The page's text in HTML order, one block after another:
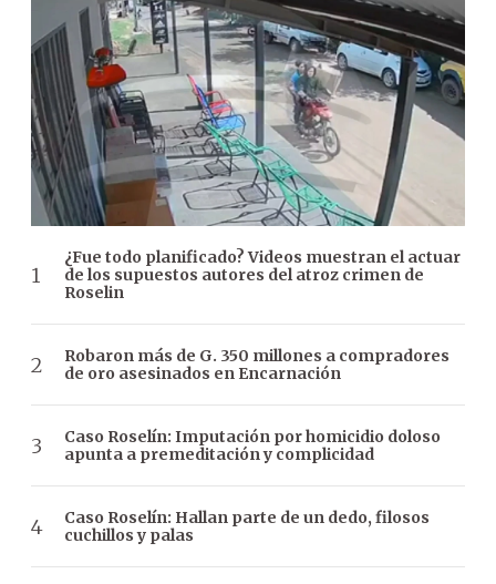
¿Fue todo planificado? Videos muestran el actuar
de los supuestos autores del atroz crimen de
Roselin
Robaron más de G. 350 millones a compradores
de oro asesinados en Encarnación
Caso Roselín: Imputación por homicidio doloso
apunta a premeditación y complicidad
Caso Roselín: Hallan parte de un dedo, filosos
cuchillos y palas